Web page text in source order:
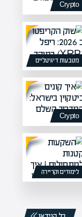
Crypto
מטבעות דיגיטליים
Crypto
לימודים וקריירה